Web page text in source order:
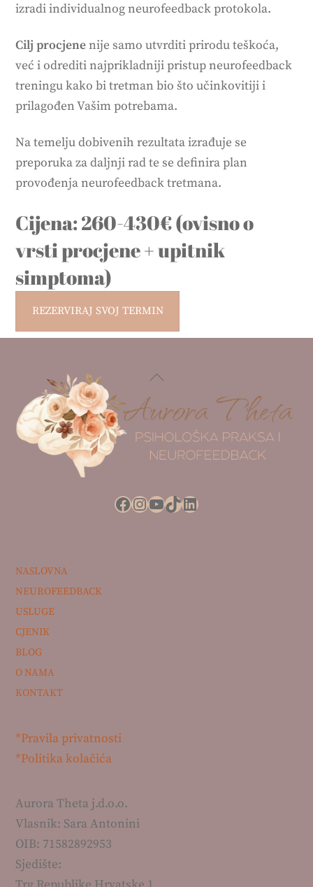
izradi individualnog neurofeedback protokola.
Cilj procjenenije samo utvrditi prirodu teškoća,
već i odrediti najprikladniji pristup neurofeedback
treningu kako bi tretman bio što učinkovitiji i
prilagođen Vašim potrebama.
Na temelju dobivenih rezultata izrađuje se
preporuka za daljnji rad te se definira plan
provođenja neurofeedback tretmana.
Cijena: 260-430€ (ovisno o
vrsti procjene + upitnik
simptoma)
REZERVIRAJ SVOJ TERMIN
Back
Top
Facebook
Instagram
YouTube
TikTok
LinkedIn
NASLOVNA
NEUROFEEDBACK
USLUGE
CJENIK
BLOG
O NAMA
KONTAKT
*Pravila privatnosti
*Politika kolačića
Aurora Theta j.d.o.o.
Vlasnik: Sara Antonini
OIB: 71582892953
Sjedište: